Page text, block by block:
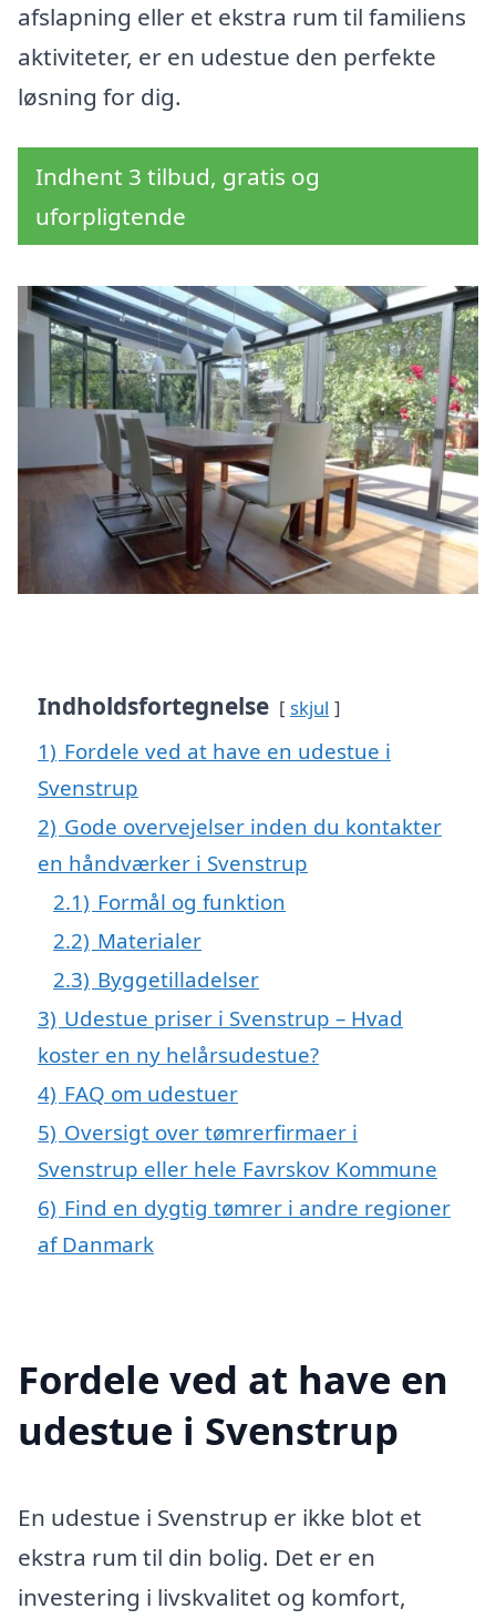
afslapning eller et ekstra rum til familiens
aktiviteter, er en udestue den perfekte
løsning for dig.
Indhent 3 tilbud, gratis og
uforpligtende
Indholdsfortegnelse skjul
1) Fordele ved at have en udestue i
Svenstrup
2) Gode overvejelser inden du kontakter
en håndværker i Svenstrup
2.1) Formål og funktion
2.2) Materialer
2.3) Byggetilladelser
3) Udestue priser i Svenstrup – Hvad
koster en ny helårsudestue?
4) FAQ om udestuer
5) Oversigt over tømrerfirmaer i
Svenstrup eller hele Favrskov Kommune
6) Find en dygtig tømrer i andre regioner
af Danmark
Fordele ved at have en
udestue i Svenstrup
En udestue i Svenstrup er ikke blot et
ekstra rum til din bolig. Det er en
investering i livskvalitet og komfort,